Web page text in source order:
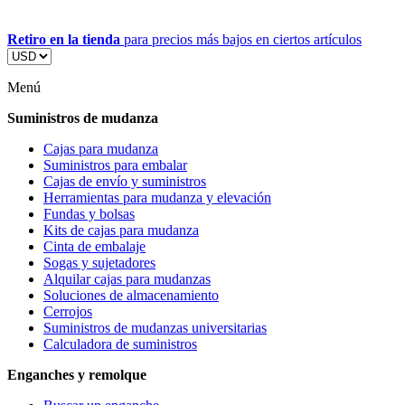
Retiro en la tienda para precios más bajos en ciertos artículos
Menú
Suministros de mudanza
Cajas para mudanza
Suministros para embalar
Cajas de envío y suministros
Herramientas para mudanza y elevación
Fundas y bolsas
Kits de cajas para mudanza
Cinta de embalaje
Sogas y sujetadores
Alquilar cajas para mudanzas
Soluciones de almacenamiento
Cerrojos
Suministros de mudanzas universitarias
Calculadora de suministros
Enganches y remolque